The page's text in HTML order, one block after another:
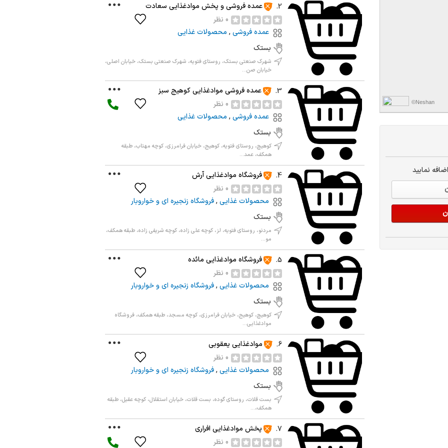
2.
عمده فروشی و پخش موادغذایی سعادت
0 نظر
عمده فروشی, محصولات غذایی
بستک
شهرک صنعتی بستک، روستای فتویه، شهرک صنعتی بستک، خیابان اصلی،
خیابان صن...
3.
عمده فروشی موادغذایی کوهیج سبز
0 نظر
عمده فروشی, محصولات غذایی
بستک
کوهیچ، روستای فتویه، کوهیج، خیابان فرامرزی، کوچه مهتاب، طبقه
همکف، عمد...
4.
فروشگاه موادغذایی آرش
0 نظر
محصولات غذایی,فروشگاه زنجیره ای و خواروبار
بستک
مردنو، روستای فتویه، لز، کوچه علی زاده، کوچه شریفی زاده، طبقه همکف،
مو...
5.
فروشگاه موادغذایی مائده
0 نظر
محصولات غذایی,فروشگاه زنجیره ای و خواروبار
بستک
کوهیچ، کوهیج، خیابان فرامرزی، کوچه مسجد، طبقه همکف، فروشگاه
موادغذایی...
6.
موادغذایی یعقوبی
0 نظر
محصولات غذایی,فروشگاه زنجیره ای و خواروبار
بستک
بست قلات، روستای گوده، بست قلات، خیابان استقلال، کوچه عقیل، طبقه
همکف،...
7.
پخش موادغذایی افراری
0 نظر
©Neshan
نمایید